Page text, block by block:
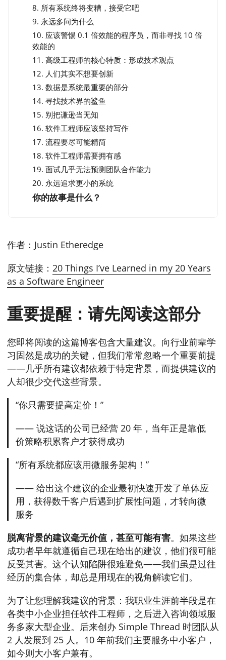
8. 所有系统终将变糟，接受它吧
9. 永远多问为什么
10. 应该警惕 0.1 倍效能的程序员，而非寻找 10 倍
效能的
11. 高级工程师的核心特质：形成技术观点
12. 人们其实不想要创新
13. 数据是系统最重要的部分
14. 寻找技术界的鲨鱼
15. 别把谦逊当无知
16. 软件工程师应该坚持写作
17. 流程要尽可能精简
18. 软件工程师需要拥有感
19. 面试几乎无法预测团队合作能力
20. 永远追求更小的系统
你的故事是什么？
作者：Justin Etheredge
原文链接： 20 Things I’ve Learned in my 20 Years
as a Software Engineer
重要提醒：请先阅读这部分
您即将阅读的这篇博客包含大量建议。向行业前辈学
习固然是成功的关键，但我们常常忽略一个重要前提
——几乎所有建议都依赖于特定背景，而提供建议的
人却很少交代这些背景。
“你只需要提高定价！”
—— 说这话的公司已经营 20 年，当年正是靠低
价策略积累客户才获得成功
“所有系统都应该用微服务架构！”
—— 给出这个建议的企业最初快速开发了单体应
用，获得数千客户后遇到扩展性问题，才转向微
服务
脱离背景的建议毫无价值，甚至可能有害。如果这些
成功者早年就遵循自己现在给出的建议，他们很可能
反受其害。这个认知陷阱很难避免——我们虽是过往
经历的集合体，却总是用现在的视角解读它们。
为了让您理解我建议的背景：我职业生涯前半段是在
各类中小企业担任软件工程师，之后进入咨询领域服
务多家大型企业。后来创办 Simple Thread 时团队从
2 人发展到 25 人。10 年前我们主要服务中小客户，
如今则大小客户兼有。